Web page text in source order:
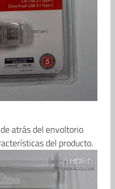
atrás del envoltorio
del producto.